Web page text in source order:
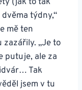
týdny,“
mě ten
zazářily. „Je to
putuje, ale za
Tak
jsem v tu